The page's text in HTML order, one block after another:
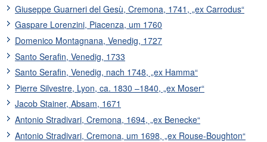
Giuseppe Guarneri del Gesù, Cremona, 1741, „ex Carrodus“
Gaspare Lorenzini, Piacenza, um 1760
Domenico Montagnana, Venedig, 1727
Santo Serafin, Venedig, 1733
Santo Serafin, Venedig, nach 1748, „ex Hamma“
Pierre Silvestre, Lyon, ca. 1830 –1840, „ex Moser“
Jacob Stainer, Absam, 1671
Antonio Stradivari, Cremona, 1694, „ex Benecke“
Antonio Stradivari, Cremona, um 1698, „ex Rouse-Boughton“